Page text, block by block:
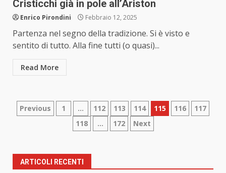
Cristicchi già in pole all’Ariston
Enrico Pirondini Febbraio 12, 2025
Partenza nel segno della tradizione. Si è visto e
sentito di tutto. Alla fine tutti (o quasi)...
Read More
Paginazione
articoli
Previous 1 … 112 113 114 115 116
117
118
… 172 Next
ARTICOLI RECENTI